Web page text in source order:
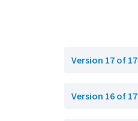
Version 17 of 17
Version 16 of 17